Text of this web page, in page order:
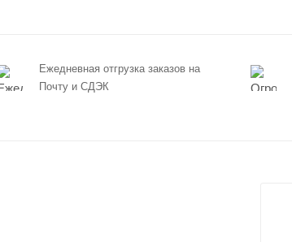
Ежедневная отгрузка заказов на
Почту и СДЭК